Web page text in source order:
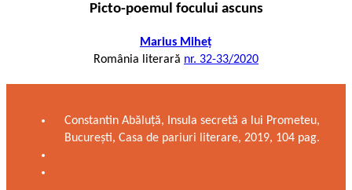
Picto-poemul focului ascuns
Marius Miheț
România literară nr. 32-33/2020
Constantin Abăluță, Insula secretă a lui Prometeu,
București, Casa de pariuri literare, 2019, 104 pag.